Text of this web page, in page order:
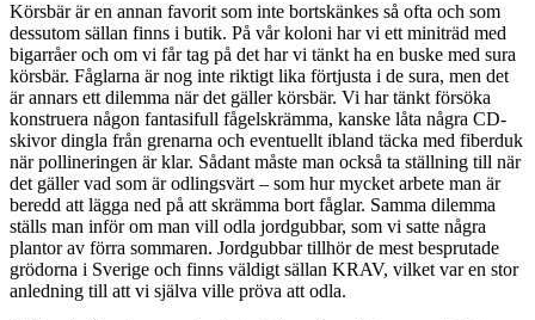
Körsbär är en annan favorit som inte bortskänkes så ofta och som
dessutom sällan finns i butik. På vår koloni har vi ett miniträd med
bigarråer och om vi får tag på det har vi tänkt ha en buske med sura
körsbär. Fåglarna är nog inte riktigt lika förtjusta i de sura, men det
är annars ett dilemma när det gäller körsbär. Vi har tänkt försöka
konstruera någon fantasifull fågelskrämma, kanske låta några CD-
skivor dingla från grenarna och eventuellt ibland täcka med fiberduk
när pollineringen är klar. Sådant måste man också ta ställning till när
det gäller vad som är odlingsvärt – som hur mycket arbete man är
beredd att lägga ned på att skrämma bort fåglar. Samma dilemma
ställs man inför om man vill odla jordgubbar, som vi satte några
plantor av förra sommaren. Jordgubbar tillhör de mest besprutade
grödorna i Sverige och finns väldigt sällan KRAV, vilket var en stor
anledning till att vi själva ville pröva att odla.